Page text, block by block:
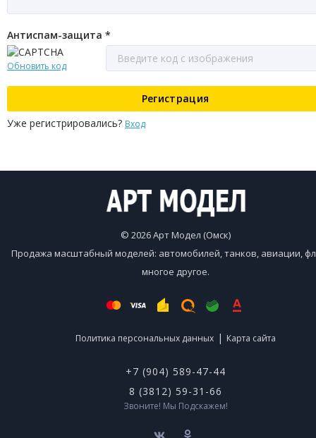
Антиспам-защита *
Обновить код
Уже регистрировались? Вход
© 2026 Арт Модел (Омск)
Продажа масштабный моделей: автомобилей, танков, авиации,
многое другое.
Политика персональных данных | Карта сайта
+7 (904) 589-47-44
8 (3812) 59-31-66
Звоните! Мы Подскажем!